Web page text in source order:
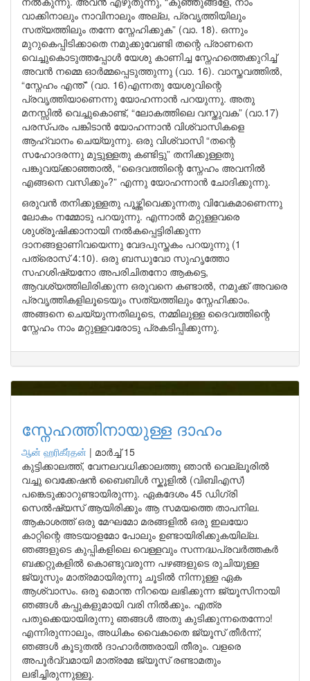
വാക്കിനാലും നാവിനാലും അല്ല, പ്രവൃത്തിയിലും
സത്യത്തിലും തന്നേ സ്നേഹിക്കുക” (വാ. 18). ഒന്നും
മുറുകെപ്പിടിക്കാതെ നമുക്കുവേണ്ടി തന്റെ പ്രാണനെ
വെച്ചുകൊടുത്തപ്പോൾ യേശു കാണിച്ച സ്നേഹത്തെക്കുറിച്ച്
അവൻ നമ്മെ ഓർമ്മപ്പെടുത്തുന്നു (വാ. 16). വാസ്തവത്തിൽ,
“സ്നേഹം എന്ത്” (വാ. 16)എന്നതു യേശുവിന്റെ
പ്രവൃത്തിയാണെന്നു യോഹന്നാൻ പറയുന്നു. അതു
മനസ്സിൽ വെച്ചുകൊണ്ട്, “ലോകത്തിലെ വസ്തുവക” (വാ.17)
പരസ്പരം പങ്കിടാൻ യോഹന്നാൻ വിശ്വാസികളെ
ആഹ്വാനം ചെയ്യുന്നു. ഒരു വിശ്വാസി “തന്റെ
സഹോദരന്നു മുട്ടുള്ളതു കണ്ടിട്ടു” തനിക്കുള്ളതു
പങ്കുവയ്ക്കാഞ്ഞാൽ, “ദൈവത്തിന്റെ സ്നേഹം അവനിൽ
എങ്ങനെ വസിക്കും?” എന്നു യോഹന്നാൻ ചോദിക്കുന്നു.
ഒരുവൻ തനിക്കുള്ളതു പൂഴ്ത്തിവെക്കുന്നതു വിവേകമാണെന്നു
ലോകം നമ്മോടു പറയുന്നു. എന്നാൽ മറ്റുള്ളവരെ
ശുശ്രൂഷിക്കാനായി നൽകപ്പെട്ടിരിക്കുന്ന
ദാനങ്ങളാണിവയെന്നു വേദപുസ്തകം പറയുന്നു (1
പത്രൊസ് 4:10). ഒരു ബന്ധുവോ സുഹൃത്തോ
സഹശിഷ്യനോ അപരിചിതനോ ആകട്ടെ,
ആവശ്യത്തിലിരിക്കുന്ന ഒരുവനെ കണ്ടാൽ, നമുക്ക് അവരെ
പ്രവൃത്തികളിലൂടെയും സത്യത്തിലും സ്നേഹിക്കാം.
അങ്ങനെ ചെയ്യുന്നതിലൂടെ, നമ്മിലുള്ള ദൈവത്തിന്റെ
സ്നേഹം നാം മറ്റുള്ളവരോടു പ്രകടിപ്പിക്കുന്നു.
സ്നേഹത്തിനായുള്ള ദാഹം
ஆன் ஹரிகீர்தன் | മാർച്ച് 15
കുട്ടിക്കാലത്ത്, വേനലവധിക്കാലത്തു ഞാൻ വെല്ലൂരിൽ
വച്ചു വെക്കേഷൻ ബൈബിൾ സ്കൂളിൽ (വിബിഎസ്)
പങ്കെടുക്കാറുണ്ടായിരുന്നു. ഏകദേശം 45 ഡിഗ്രി
സെൽഷ്യസ് ആയിരിക്കും ആ സമയത്തെ താപനില.
ആകാശത്ത് ഒരു മേഘമോ മരങ്ങളിൽ ഒരു ഇലയോ
കാറ്റിന്റെ അടയാളമോ പോലും ഉണ്ടായിരിക്കുകയില്ല.
ഞങ്ങളുടെ കുപ്പികളിലെ വെള്ളവും സന്നദ്ധപ്രവർത്തകർ
ബക്കറ്റുകളിൽ കൊണ്ടുവരുന്ന പഴങ്ങളുടെ രുചിയുള്ള
ജ്യൂസും മാത്രമായിരുന്നു ചൂടിൽ നിന്നുള്ള ഏക
ആശ്വാസം. ഒരു മൊന്ത നിറയെ ലഭിക്കുന്ന ജ്യൂസിനായി
ഞങ്ങൾ കപ്പുകളുമായി വരി നിൽക്കും. എത്ര
പതുക്കെയായിരുന്നു ഞങ്ങൾ അതു കുടിക്കുന്നതെന്നോ!
എന്നിരുന്നാലും, അധികം വൈകാതെ ജ്യൂസ് തീർന്ന്,
ഞങ്ങൾ കൂടുതൽ ദാഹാർത്തരായി തീരും. വളരെ
അപൂർവ്വമായി മാത്രമേ ജ്യൂസ് രണ്ടാമതും
ലഭിച്ചിരുന്നുള്ളൂ.